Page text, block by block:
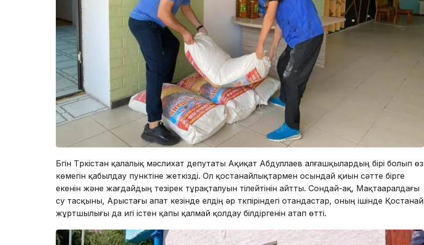
Бүгін Түркістан қалалық мәслихат депутаты Ақиқат Абдуллаев алғашқылардың бірі болып өз
көмегін қабылдау пунктіне жеткізді. Ол қостанайлықтармен осындай қиын сәтте бірге
екенін және жағдайдың тезірек тұрақталуын тілейтінін айтты. Сондай-ақ, Мақтааралдағы
су тасқыны, Арыстағы апат кезінде елдің әр түкпіріндегі отандастар, оның ішінде Қостанай
жұртшылығы да игі істен қапы қалмай қолдау білдіргенін атап өтті.